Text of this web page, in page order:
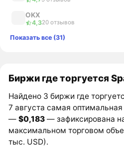
OKX
4,320 отзывов
Показать все (31)
Биржи где торгуется
Найдено 3 биржи где
7 августа самая
—$0,183 — зафиксирована
максимальном торговом
тыс. USD).